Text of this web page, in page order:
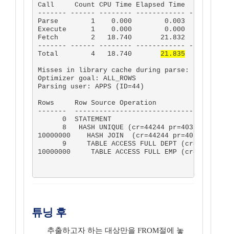
Call     Count CPU Time Elapsed Time
------- ------ -------- ------------
Parse        1    0.000        0.003
Execute      1    0.000        0.000
Fetch        2   18.740       21.832
------- ------ -------- ------------
Total        4   18.740 21.835
Misses in library cache during parse: 1
Optimizer goal: ALL_ROWS
Parsing user: APPS (ID=44)
Rows     Row Source Operation
-------
      0  STATEMENT
8   HASH UNIQUE (cr=44244 pr=40358 pw=0
10000000    HASH JOIN  (cr=44244 pr=40358
9     TABLE ACCESS FULL DEPT (cr=3 pr=0
10000000     TABLE ACCESS FULL EMP (cr=44241
튜닝 후
추출하고자 하는 대상만을 FROM절에 놓